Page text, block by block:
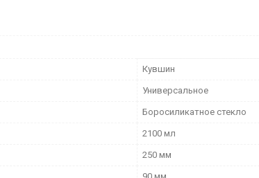
Кувшин
Универсальное
Боросиликатное стекло
2100 мл
250 мм